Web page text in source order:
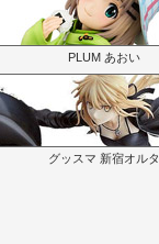
PLUM あおい
グッスマ 新宿オルタ